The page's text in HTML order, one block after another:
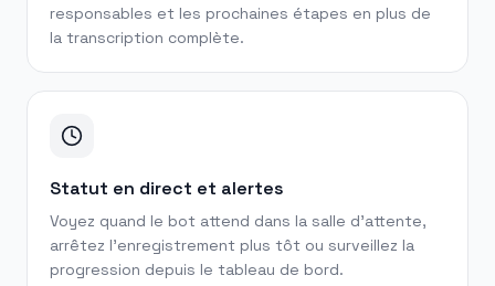
responsables et les prochaines étapes en plus de
la transcription complète.
Statut en direct et alertes
Voyez quand le bot attend dans la salle d'attente,
arrêtez l'enregistrement plus tôt ou surveillez la
progression depuis le tableau de bord.